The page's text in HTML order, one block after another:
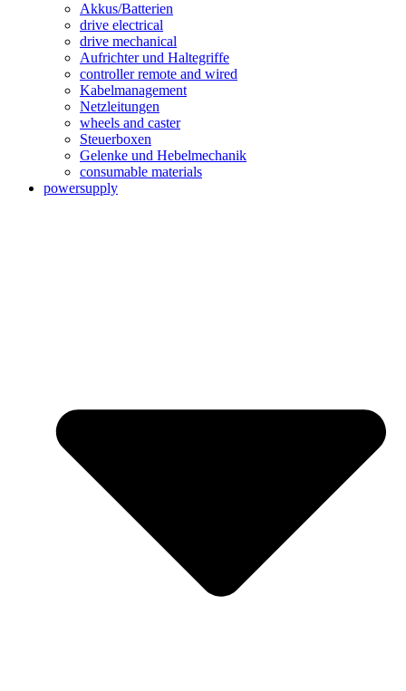
Akkus/Batterien
drive electrical
drive mechanical
Aufrichter und Haltegriffe
controller remote and wired
Kabelmanagement
Netzleitungen
wheels and caster
Steuerboxen
Gelenke und Hebelmechanik
consumable materials
powersupply